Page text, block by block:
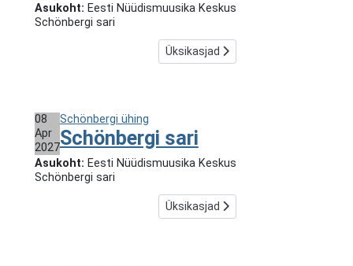
Asukoht: Eesti Nüüdismuusika Keskus
Schönbergi sari
Üksikasjad
08
Apr
2027
Schönbergi ühing
Schönbergi sari
Asukoht: Eesti Nüüdismuusika Keskus
Schönbergi sari
Üksikasjad